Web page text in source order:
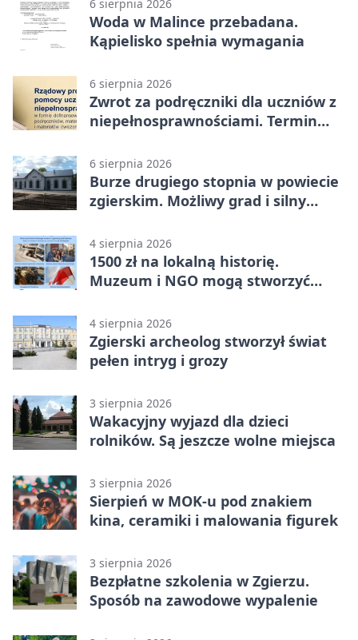
6 sierpnia 2026
Woda w Malince przebadana.
Kąpielisko spełnia wymagania
6 sierpnia 2026
Zwrot za podręczniki dla uczniów z
niepełnosprawnościami. Termin
6 sierpnia 2026
Burze drugiego stopnia w powiecie
zgierskim. Możliwy grad i silny
4 sierpnia 2026
1500 zł na lokalną historię.
Muzeum i NGO mogą stworzyć
4 sierpnia 2026
Zgierski archeolog stworzył świat
pełen intryg i grozy
3 sierpnia 2026
Wakacyjny wyjazd dla dzieci
rolników. Są jeszcze wolne miejsca
3 sierpnia 2026
Sierpień w MOK-u pod znakiem
kina, ceramiki i malowania figurek
3 sierpnia 2026
Bezpłatne szkolenia w Zgierzu.
Sposób na zawodowe wypalenie